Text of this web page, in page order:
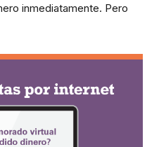
inmediatamente. Pero